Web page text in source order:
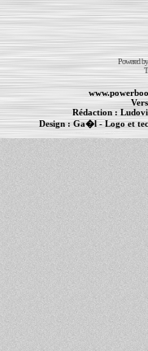
Powered
Rédaction :
Design :Ga�l- Logo et